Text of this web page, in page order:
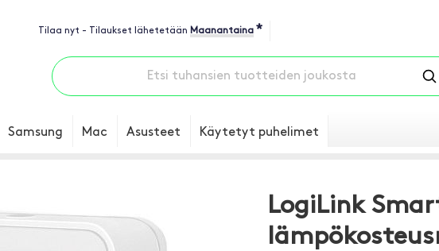
Tilaa nyt - Tilaukset lähetetään Maanantaina *
Samsung Mac Asusteet Käytetyt puhelimet
LogiLink